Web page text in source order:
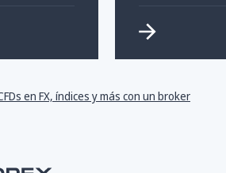
en FX, índices y más con un broker